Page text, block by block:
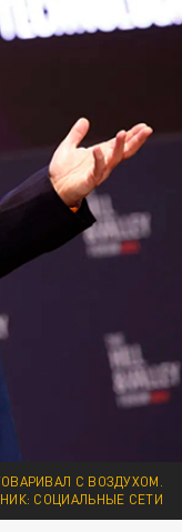
С ВОЗДУХОМ.
СОЦИАЛЬНЫЕ СЕТИ